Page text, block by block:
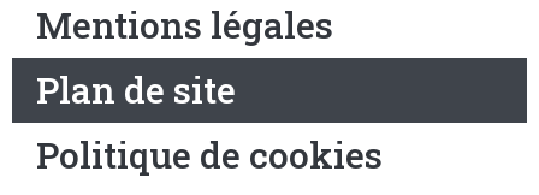
Mentions légales
Plan de site
Politique de cookies